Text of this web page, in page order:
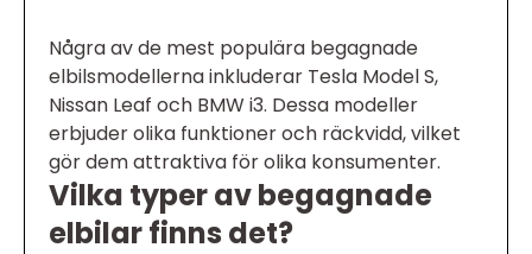
Några av de mest populära begagnade
elbilsmodellerna inkluderar Tesla Model S,
Nissan Leaf och BMW i3. Dessa modeller
erbjuder olika funktioner och räckvidd, vilket
gör dem attraktiva för olika konsumenter.
Vilka typer av begagnade
elbilar finns det?